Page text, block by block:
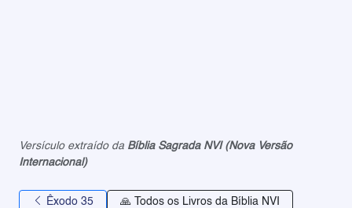
Versículo extraído da Bíblia Sagrada NVI (Nova Versão
Internacional)
Êxodo 35 🙏 Todos os Livros da Bíblia NVI